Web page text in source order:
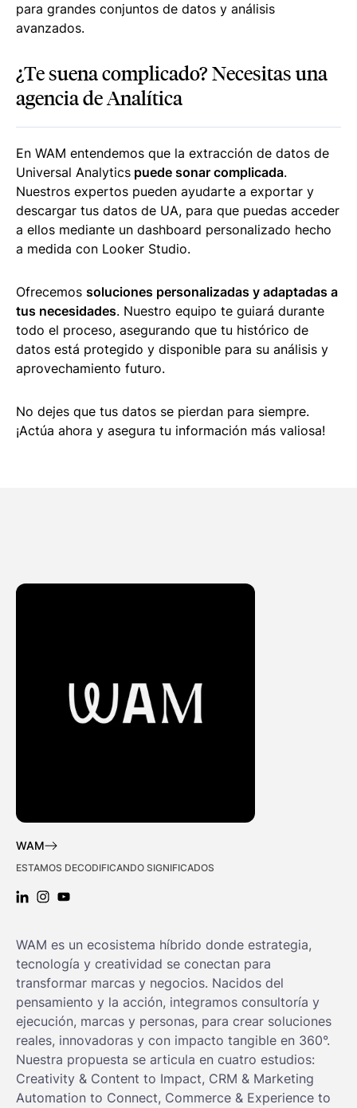
para grandes conjuntos de datos y análisis
avanzados.
¿Te suena complicado? Necesitas una
agencia de Analítica
En WAM entendemos que la extracción de datos de
Universal Analytics puede sonar complicada.
Nuestros expertos pueden ayudarte a exportar y
descargar tus datos de UA, para que puedas acceder
a ellos mediante un dashboard personalizado hecho
a medida con Looker Studio.
Ofrecemos soluciones personalizadas y adaptadas a
tus necesidades. Nuestro equipo te guiará durante
todo el proceso, asegurando que tu histórico de
datos está protegido y disponible para su análisis y
aprovechamiento futuro.
No dejes que tus datos se pierdan para siempre.
¡Actúa ahora y asegura tu información más valiosa!
WAM
ESTAMOS DECODIFICANDO SIGNIFICADOS
LINKEDIN: WAM
INSTAGRAM: WAM
YOUTUBE: WAM
WAM es un ecosistema híbrido donde estrategia,
tecnología y creatividad se conectan para
transformar marcas y negocios. Nacidos del
pensamiento y la acción, integramos consultoría y
ejecución, marcas y personas, para crear soluciones
reales, innovadoras y con impacto tangible en 360°.
Nuestra propuesta se articula en cuatro estudios:
Creativity & Content to Impact, CRM & Marketing
Automation to Connect, Commerce & Experience to